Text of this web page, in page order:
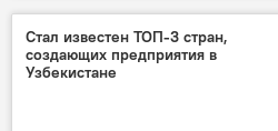
Стал известен ТОП-3 стран,
создающих предприятия в
Узбекистане